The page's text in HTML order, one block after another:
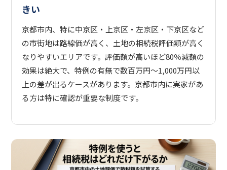
きい
京都市内、特に中京区・上京区・左京区・下京区など
の市街地は路線価が高く、土地の相続税評価額が高く
なりやすいエリアです。評価額が高いほど80％減額の
効果は絶大で、特例の有無で数百万円〜1,000万円以
上の差が出るケースがあります。京都市内に実家があ
る方は特に確認が重要な制度です。